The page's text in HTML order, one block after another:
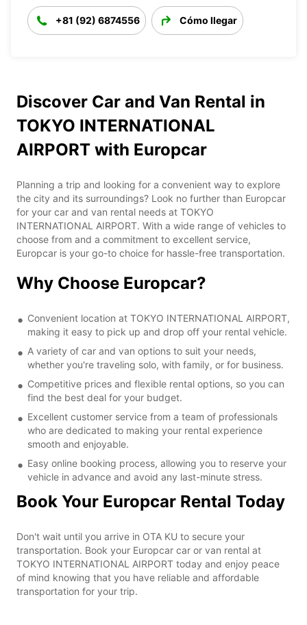
+81 (92) 6874556 Cómo llegar
Discover Car and Van Rental in
TOKYO INTERNATIONAL
AIRPORT with Europcar
Planning a trip and looking for a convenient way to explore
the city and its surroundings? Look no further than Europcar
for your car and van rental needs at TOKYO
INTERNATIONAL AIRPORT. With a wide range of vehicles to
choose from and a commitment to excellent service,
Europcar is your go-to choice for hassle-free transportation.
Why Choose Europcar?
Convenient location at TOKYO INTERNATIONAL AIRPORT,
making it easy to pick up and drop off your rental vehicle.
A variety of car and van options to suit your needs,
whether you're traveling solo, with family, or for business.
Competitive prices and flexible rental options, so you can
find the best deal for your budget.
Excellent customer service from a team of professionals
who are dedicated to making your rental experience
smooth and enjoyable.
Easy online booking process, allowing you to reserve your
vehicle in advance and avoid any last-minute stress.
Book Your Europcar Rental Today
Don't wait until you arrive in OTA KU to secure your
transportation. Book your Europcar car or van rental at
TOKYO INTERNATIONAL AIRPORT today and enjoy peace
of mind knowing that you have reliable and affordable
transportation for your trip.